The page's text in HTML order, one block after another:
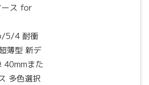
ース for
5/4 耐衝
薄型 新デ
40mmまた
多色選択